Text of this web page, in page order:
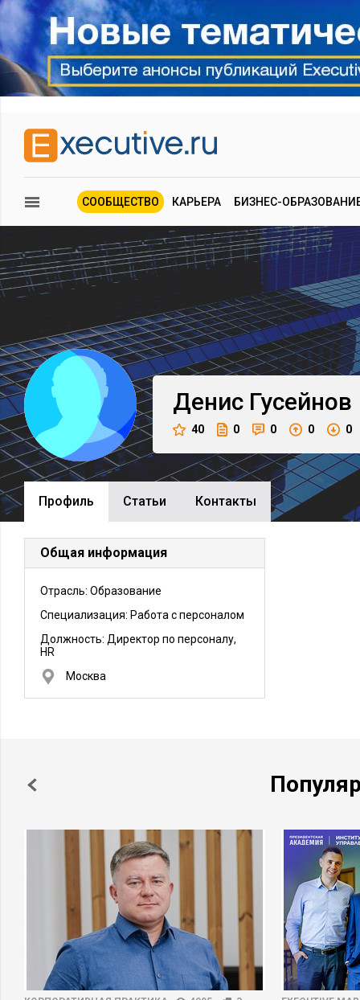
СООБЩЕСТВО КАРЬЕРА БИЗНЕС-
Денис Гусейнов
40 0 0 0 0
Профиль Cтатьи Контакты
Общая информация
Отрасль: Образование
Специализация: Работа с персоналом
Должность: Директор по персоналу,
HR
Москва